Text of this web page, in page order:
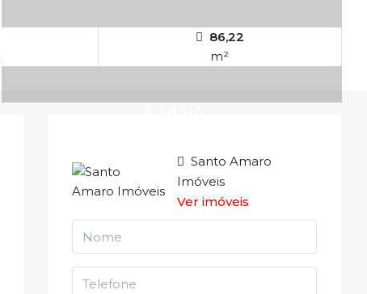
86,22
m²
Santo Amaro
Imóveis
Ver imóveis